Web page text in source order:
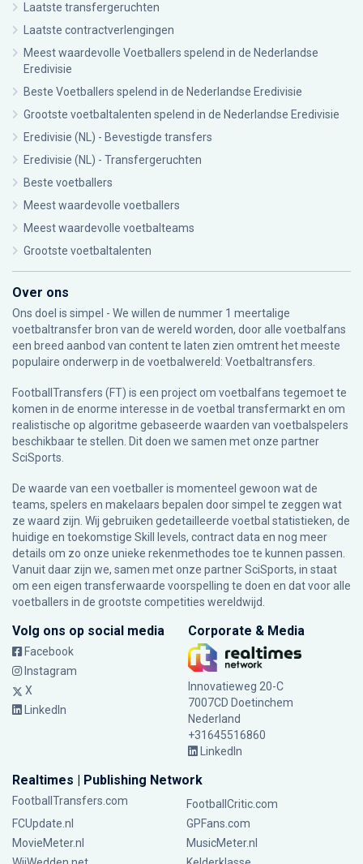
Laatste transfergeruchten
Laatste contractverlengingen
Meest waardevolle Voetballers spelend in de Nederlandse
Eredivisie
Beste Voetballers spelend in de Nederlandse Eredivisie
Grootste voetbaltalenten spelend in de Nederlandse Eredivisie
Eredivisie (NL) - Bevestigde transfers
Eredivisie (NL) - Transfergeruchten
Beste voetballers
Meest waardevolle voetballers
Meest waardevolle voetbalteams
Grootste voetbaltalenten
Over ons
Ons doel is simpel - We willen de nummer 1 meertalige
voetbaltransfer bron van de wereld worden, door alle voetbalfans
een breed aanbod van content te laten zien omtrent het meeste
populaire onderwerp in de voetbalwereld: Voetbaltransfers.
FootballTransfers (FT) is een project om voetbalfans tegemoet te
komen in de enorme interesse in de voetbal transfermarkt en om
realistische op algoritme gebaseerde waarden van voetbalspelers
beschikbaar te stellen. Dit doen we samen met onze partner
SciSports
De waarde van een voetballer is momenteel gewoon wat de
teams, spelers en makelaars bepalen door simpel te zeggen wat
ze waard zijn. Wij gebruiken gedetailleerde voetbal statistieken, de
huidige en toekomstige Skill levels, contract data en nog meer
details om zo onze unieke rekenmethodes toe te kunnen passen.
Vanuit daar zijn we, samen met onze partner SciSports, in staat
om een eigen transferwaarde voorspelling te doen en dat voor alle
voetballers in de grootste competities wereldwijd.
Volg ons op social media
Facebook
Instagram
X
LinkedIn
Corporate & Media
Innovatieweg 20-C
7007CD Doetinchem
Nederland
+31645516860
LinkedIn
Realtimes | Publishing Network
FootballTransfers.com
FootballCritic.com
FCUpdate.nl
GPFans.com
MovieMeter.nl
MusicMeter.nl